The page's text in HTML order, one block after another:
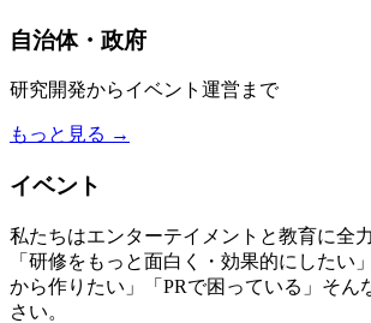
自治体・政府
研究開発からイベント運営まで
もっと見る →
イベント
私たちはエンターテイメントと教育に全
「研修をもっと面白く・効果的にしたい
から作りたい」「PRで困っている」そん
さい。